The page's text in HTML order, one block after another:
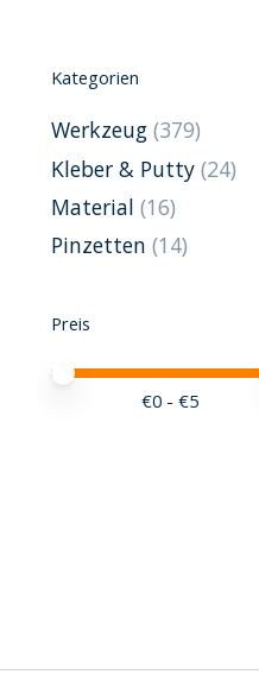
Kategorien
Werkzeug (379)
Kleber & Putty (24)
Material (16)
Pinzetten (14)
Preis
Preis – Mindestwert
Price maximum
€0 - €5